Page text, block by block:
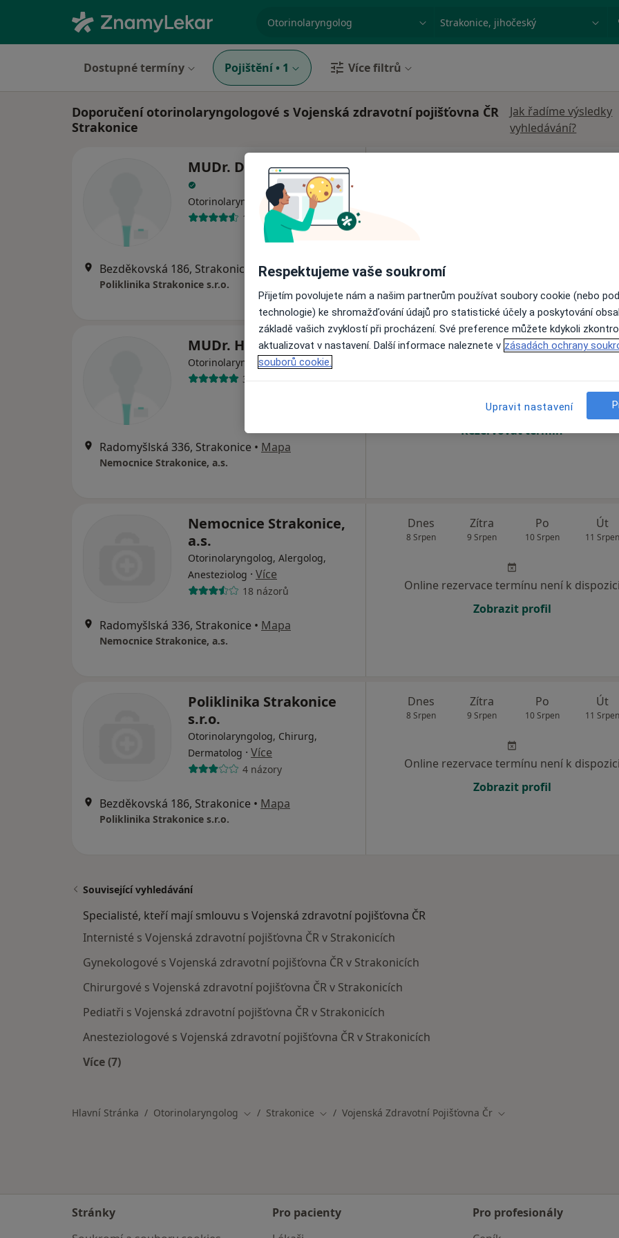
Město nebo region
Dostupné termíny Pojištění • 1 Více filtrů
Doporučení otorinolaryngologové s Vojenská zdravotní pojišťovna ČR
Strakonice
Jak řadíme výsledky
vyhledávání?
MUDr. Drahomíra Horná
Otorinolaryngolog
14 názorů
Bezděkovská 186, Strakonice Mapa
Poliklinika Strakonice s.r.o.
MUDr. Hana Vlachová
Otorinolaryngolog
3 názory
Radomyšlská 336, Strakonice • Mapa
Nemocnice Strakonice, a.s.
Dnes Zítra Po Út
Online rezervace termínu není k
Rezervovat termín
Nemocnice Strakonice,
a.s.
Otorinolaryngolog, Alergolog,
Anesteziolog · Více
18 názorů
Radomyšlská 336, Strakonice • Mapa
Nemocnice Strakonice, a.s.
Dnes
8 Srpen
Zítra
9 Srpen
Po
10 Srpen
Út
11 Srpen
Online rezervace termínu není k dispozici
Zobrazit profil
Poliklinika Strakonice
s.r.o.
Otorinolaryngolog, Chirurg,
Dermatolog · Více
4 názory
Bezděkovská 186, Strakonice • Mapa
Poliklinika Strakonice s.r.o.
Dnes
8 Srpen
Zítra
9 Srpen
Po
10 Srpen
Út
11 Srpen
Online rezervace termínu není k dispozici
Zobrazit profil
Související vyhledávání
Specialisté, kteří mají smlouvu s Vojenská zdravotní pojišťovna ČR
Internisté s Vojenská zdravotní pojišťovna ČR v Strakonicích
Gynekologové s Vojenská zdravotní pojišťovna ČR v Strakonicích
Chirurgové s Vojenská zdravotní pojišťovna ČR v Strakonicích
Pediatři s Vojenská zdravotní pojišťovna ČR v Strakonicích
Anesteziologové s Vojenská zdravotní pojišťovna ČR v Strakonicích
Více (7)
Hlavní Stránka Otorinolaryngolog Změna města
Strakonice Změna města
Vojenská Zdravotní Pojišťovna Čr Změna města
Stránky
Pro pacienty
Pro profesionály
Respektujeme vaše soukromí
Přijetím povolujete nám a našim partnerům používat soubory cookie (nebo
technologie) ke shromažďování údajů pro statistické účely a poskytování
základě vašich zvyklostí při procházení. Své preference můžete kdykoli
aktualizovat v nastavení. Další informace naleznete v zásadách ochrany
souborů cookie.
Upravit nastavení